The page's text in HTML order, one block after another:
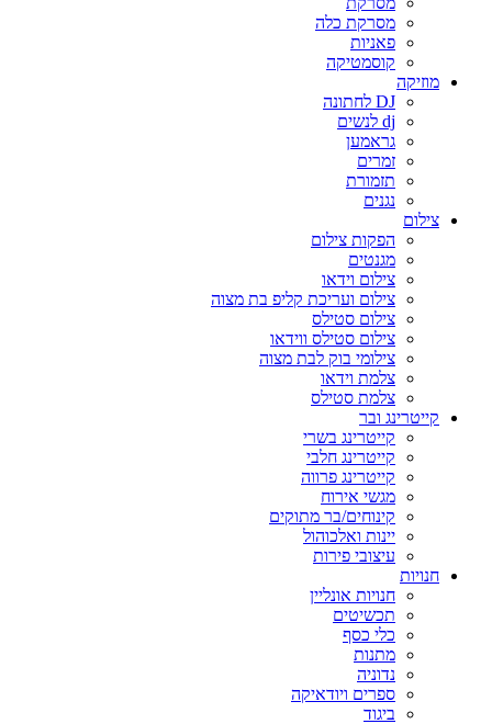
מסרקת כלה
פאניות
קוסמטיקה
מוזיקה
DJ לחתונה
dj לנשים
גראמען
זמרים
תזמורת
נגנים
צילום
הפקות צילום
מגנטים
צילום וידאו
צילום ועריכת קליפ בת מצוה
צילום סטילס
צילום סטילס ווידאו
צילומי בוק לבת מצוה
צלמת וידאו
צלמת סטילס
קייטרינג ובר
קייטרינג בשרי
קייטרינג חלבי
קייטרינג פרווה
מגשי אירוח
קינוחים/בר מתוקים
יינות ואלכוהול
עיצובי פירות
חנויות
חנויות אונליין
תכשיטים
כלי כסף
מתנות
נדוניה
ספרים ויודאיקה
ביגוד